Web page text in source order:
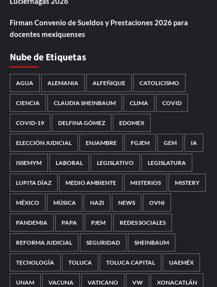
Firman Convenio de Sueldos y Prestaciones 2026 para
docentes mexiquenses
Nube de Etiquetas
AGUA ALEMANIA ALFEÑIQUE CATOLICISMO
CIENCIA CLAUDIA SHEINBAUM CLIMA COVID
COVID-19 DELFINA GÓMEZ EDOMEX
ELECCIÓN JUDICIAL ENJAMBRE FGJEM GEM IA
ISSEMYM LABORAL LEGISLATIVO LEGISLATURA
LUPITA DÍAZ MEDIO AMBIENTE MISTERIOS MISTERY
MÉXICO MÚSICA NAZI NEWS OVNI
PANDEMIA PAPA PJEM REDES SOCIALES
REFORMA JUDICIAL SEGURIDAD SHEINBAUM
TECNOLOGÍA TOLUCA TOLUCA CAPITAL UAEMÉX
UNAM VACUNA VATICANO VW XONACATLÁN